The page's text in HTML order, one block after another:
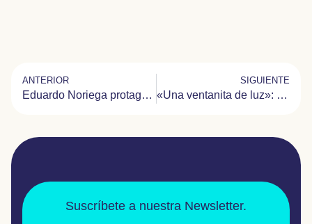
ANTERIOR
Eduardo Noriega protagoniza la campaña de Madreperla en el Día del Niño Hospitalizado
SIGUIENTE
«Una ventanita de luz»: así es la fundación que brinda apoyo psicológico a los padres de niños ingresados en la UCI
Suscríbete a nuestra Newsletter.